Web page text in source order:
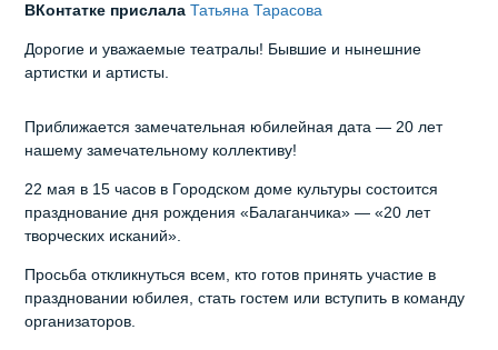
ВКонтатке прислалаТатьяна Тарасова
Дорогие и уважаемые театралы! Бывшие и нынешние
артистки и артисты.
Приближается замечательная юбилейная дата — 20 лет
нашему замечательному коллективу!
22 мая в 15 часов в Городском доме культуры состоится
празднование дня рождения «Балаганчика» — «20 лет
творческих исканий».
Просьба откликнуться всем, кто готов принять участие в
праздновании юбилея, стать гостем или вступить в команду
организаторов.